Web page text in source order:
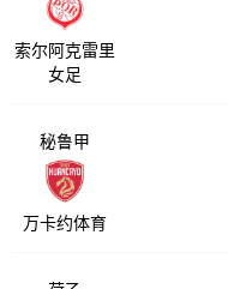
索尔阿克雷里
女足
秘鲁甲
万卡约体育